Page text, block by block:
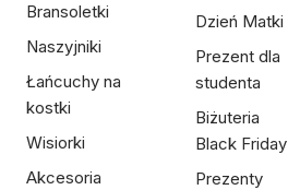
Bransoletki
Naszyjniki
Łańcuchy na
kostki
Wisiorki
Akcesoria
Dzień Matki
Prezent dla
studenta
Biżuteria
Black Friday
Prezenty